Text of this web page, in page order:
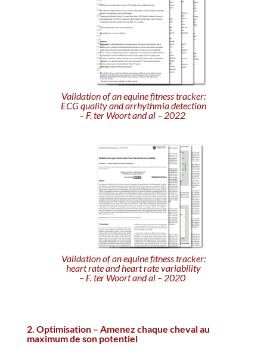
Validation of an equine fitness tracker:
ECG quality and arrhythmia detection
– F. ter Woort and al – 2022
Validation of an equine fitness tracker:
heart rate and heart rate variability
– F. ter Woort and al – 2020
2. Optimisation – Amenez chaque cheval au
maximum de son potentiel